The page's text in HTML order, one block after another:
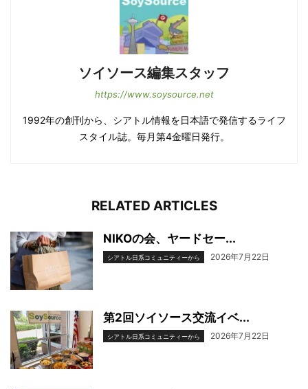
ソイソース編集スタッフ
https://www.soysource.net
1992年の創刊から、シアトル情報を日本語で発信するライフ
スタイル誌。毎月第4金曜日発行。
RELATED ARTICLES
NIKOの会、ヤードセー...
シアトル日系コミュニティーから 2026年7月22日
第2回ソイソース交流イベ...
シアトル日系コミュニティーから 2026年7月22日